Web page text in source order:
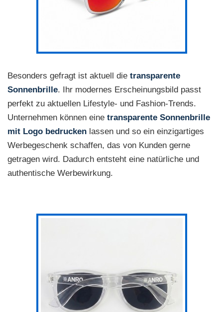
Besonders gefragt ist aktuell die transparente
Sonnenbrille. Ihr modernes Erscheinungsbild passt
perfekt zu aktuellen Lifestyle- und Fashion-Trends.
Unternehmen können eine transparente Sonnenbrille
mit Logo bedrucken lassen und so ein einzigartiges
Werbegeschenk schaffen, das von Kunden gerne
getragen wird. Dadurch entsteht eine natürliche und
authentische Werbewirkung.